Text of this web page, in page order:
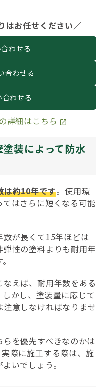
はお任せください／
わせる
合わせる
わせる
詳細はこちら
装によって防水
は約10年です。使用環
はさらに短くなる可能
が長くて15年ほどは
性の塗料よりも耐用年
えば、耐用年数をある
かし、塗装量に応じて
意しなければなりませ
を優先すべきなのかは
際に施工する際は、施
いでしょう。